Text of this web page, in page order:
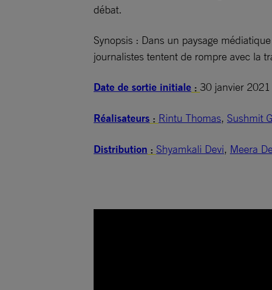
débat.
Synopsis : Dans un paysage
journalistes tentent de rompre avec la
Date de sortie initiale : 30 janvier 2021
Réalisateurs : Rintu Thomas, Sushmit
Distribution : Shyamkali Devi, Meera